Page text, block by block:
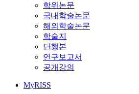
학위논문
국내학술논문
해외학술논문
학술지
단행본
연구보고서
공개강의
MyRISS